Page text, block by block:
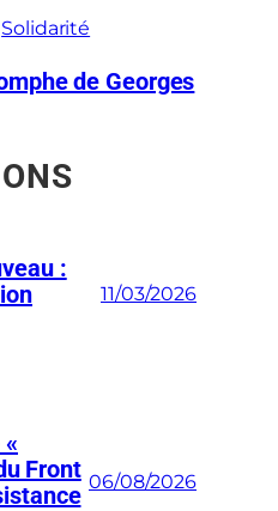
Solidarité
de Georges
:
11/03/2026
Front 06/08/2026